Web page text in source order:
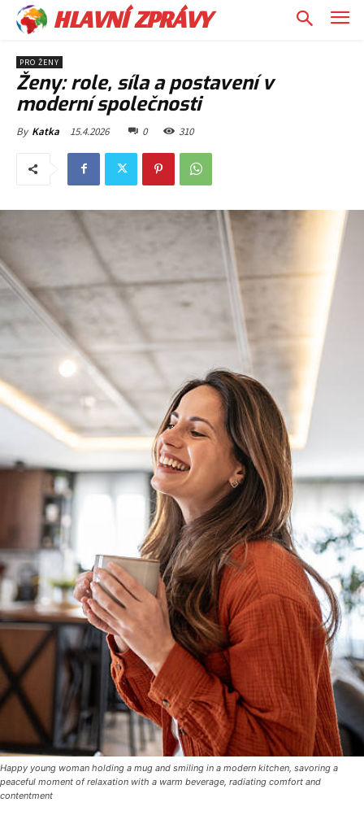
HLAVNÍ ZPRÁVY
PRO ŽENY
Ženy: role, síla a postavení v
moderní společnosti
By Katka 15.4.2026 0 310
Happy young woman holding a mug and smiling in a modern kitchen, savoring a
peaceful moment of relaxation with a warm beverage, radiating comfort and
contentment